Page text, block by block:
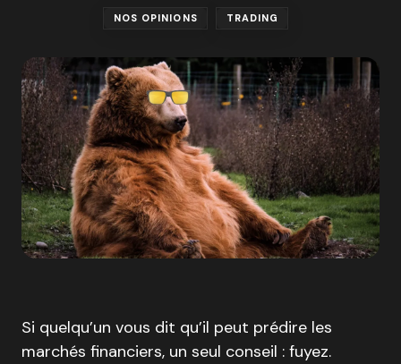
NOS OPINIONS TRADING
Si quelqu’un vous dit qu’il peut prédire les
marchés financiers, un seul conseil : fuyez.